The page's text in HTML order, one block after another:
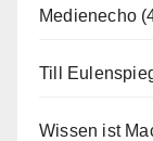
Medienecho
Till
Wissen ist